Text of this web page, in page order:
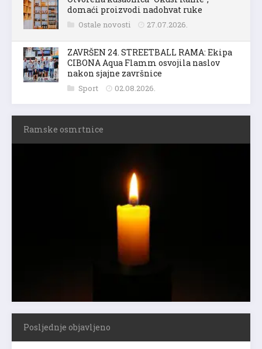
domaći proizvodi nadohvat ruke
Ostale novosti 27.07.2026.
ZAVRŠEN 24. STREETBALL RAMA: Ekipa
CIBONA Aqua Flamm osvojila naslov
nakon sjajne završnice
Sport 02.08.2026.
Ramske osmrtnice
Posljednje objavljeno